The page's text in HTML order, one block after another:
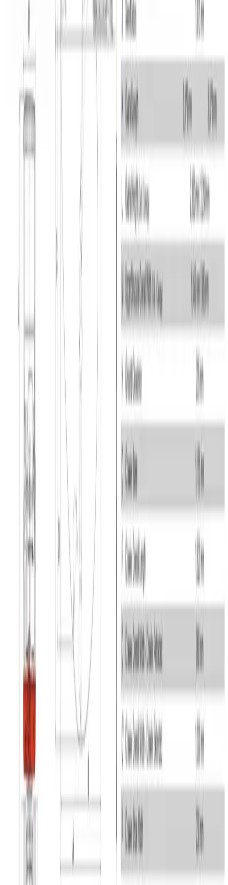
Gravemaskine 1,7 T m. H/K stop - (begrænset antal
- kun i udvalgte afdelinger.)
Takeuchi TB216 gravemaskine H/K stop
Gravemaskinen Takeuchi TB216 er en maskine med en gravedybde
på 2,388 m og en graverækkevidde på 4,035 m. Læssehøjden er
2,705 m. Det er en lille maskine med en lille svingradius bagtil på
kun 1,075 m, så den er ideel at bruge til arbejde, hvor der ikke er
meget plads. Maskinen vejer 1,7 tons og kører på larvefødder.
have udsyn til hele dit arbejde og opretholde sikkerheden. I
førerhuset finder du også et display, der hjælper dig til at holde
overblikket over maskinen, imens du arbejder.
Gravemaskinen har højde/krøje stop hvilket øger sikkerheden, da
der er højdebegrænsninger for at undgå at ramme køreledninger i
luften og krøjestop der begrænser drejeradius.
Typiske arbejdsopgaver
Takeuchi TB216 er en kompakt maskine og er derfor god til
arbejde, hvor pladsen er sparsom. Den kan klare udgravnings- og
jordflytningsarbejde i en dybde ned til 2,388 m eller i en rækkevidde
Hos os kan du finde forskellige skovle og grabber til
gravemaskinen, så den kan passe til lige dine arbejdsbehov. Passer
maskinens størrelse ikke til dig, finder du hos os i GSV også et bredt
udvalg af gravemaskiner på både bånd og hjul i alle størrelser.
Du kan altid få et totalt overblik over det materiel og de
gravemaskiner du har lejet hos GSV hvis du bruger vores app. Du
kan søge efter lokationer og sagsnumre og markere dine byggesager
som favorit, så du altid har en status på materiellet på dine
skal du bruge mere materiel kan du nemt og hurtigt booke via
hurtigt og nemt at afmelde det igen. 100% overblik på mobilen - det
Landsdækkende service
Vi har afdelinger i hele landet, hvilket gør det nemt for dig at finde
en afdeling tæt på dig og dit projekt, og som samtidig sikrer at vi
ikke skal så langt, hvis vi skal have udskiftet materiel, som du har
lejet. Så spilder vi ikke kostbar tid på dit projekt, da vi hurtigt kan
Adresse
GSV Materieludlejning A/S Baldersbuen 5 2640 Hedehusene
info@gsv.dk
Fre: 06:00 - 15:00
Kontakt
Vagttelefon Pressekontakt
Nyheder
Leverandørlogin Tilgænglighedserklæring